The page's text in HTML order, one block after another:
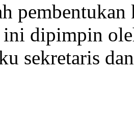
ini dipimpin
sekretaris